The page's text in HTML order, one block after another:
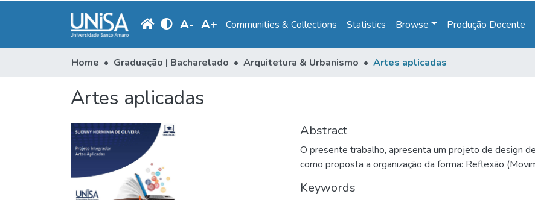
A- A+ Communities & Collections Statistics Browse Produção Docente
Home Graduação | Bacharelado Arquitetura & Urbanismo Artes aplicadas
Artes aplicadas
Abstract
O presente trabalho, apresenta um projeto de design
como proposta a organização da forma: Reflexão
Keywords